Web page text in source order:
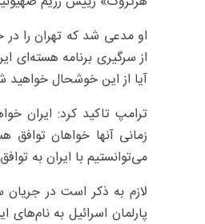
او مدعی شد که تهران را
از سرگیری برنامه هسته‌ای
آیا از این خوشحال خواهید
ترامپ تاکید کرد: ایران
زمانی آنها خواهان توافق
می‌توانستیم با ایران به
لازم به ذکر است در
پارلمان اسرائیل به